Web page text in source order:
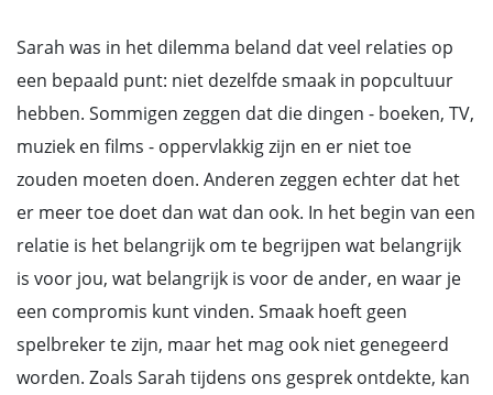
Sarah was in het dilemma beland dat veel relaties op
een bepaald punt: niet dezelfde smaak in popcultuur
hebben. Sommigen zeggen dat die dingen - boeken, TV,
muziek en films - oppervlakkig zijn en er niet toe
zouden moeten doen. Anderen zeggen echter dat het
er meer toe doet dan wat dan ook. In het begin van een
relatie is het belangrijk om te begrijpen wat belangrijk
is voor jou, wat belangrijk is voor de ander, en waar je
een compromis kunt vinden. Smaak hoeft geen
spelbreker te zijn, maar het mag ook niet genegeerd
worden. Zoals Sarah tijdens ons gesprek ontdekte, kan